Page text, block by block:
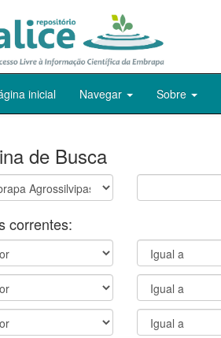
inicial Navegar Sobre
de Busca
correntes: